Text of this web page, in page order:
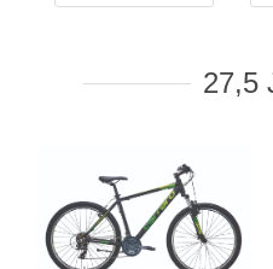
27,5